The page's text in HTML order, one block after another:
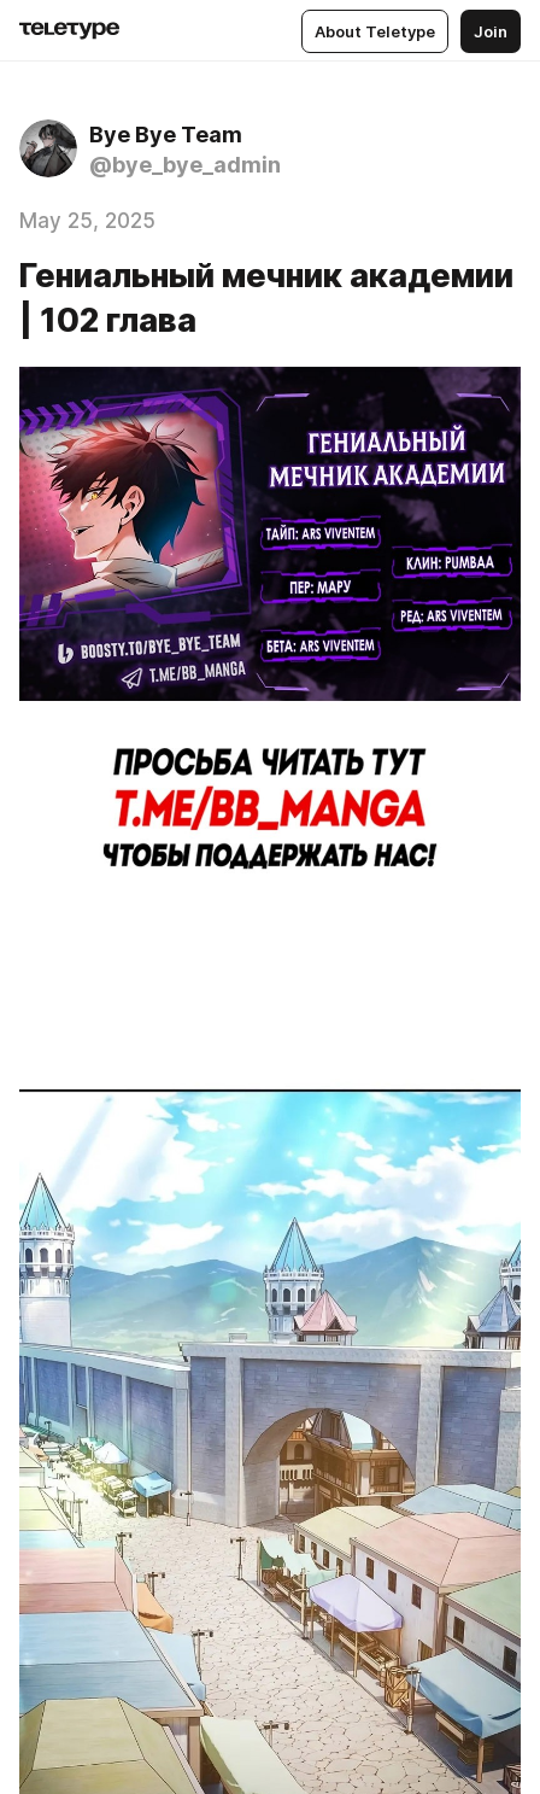
About Teletype Join
Bye Bye Team
@bye_bye_admin
May 25, 2025
Гениальный мечник академии
| 102 глава